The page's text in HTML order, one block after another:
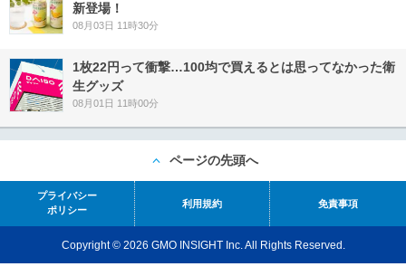
新登場！
08月03日 11時30分
1枚22円って衝撃…100均で買えるとは思ってなかった衛
生グッズ
08月01日 11時00分
ページの先頭へ
プライバシー
ポリシー
利用規約 免責事項
Copyright © 2026 GMO INSIGHT Inc. All Rights Reserved.